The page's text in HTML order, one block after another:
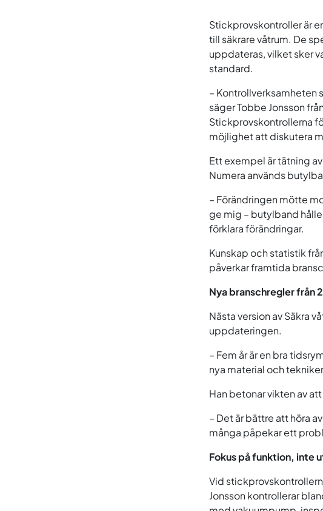
Stickprovskontroller är
till säkrare våtrum. De
uppdateras, vilket sker
standard.
– Kontrollverksamheten
säger Tobbe Jonsson
Stickprovskontrollerna
möjlighet att diskutera
Ett exempel är tätning
Numera används
– Förändringen mötte
ge mig – butylband
förklara förändringar.
Kunskap och statistik
påverkar framtida
Nya branschregler från
Nästa version av Säkra
uppdateringen.
– Fem år är en bra
nya material och
Han betonar vikten av
– Det är bättre att höra
många påpekar ett
Fokus på funktion, inte
Vid
Jonsson kontrollerar